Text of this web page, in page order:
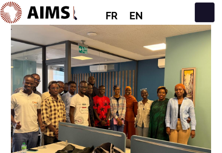
FR EN
Navigation principale